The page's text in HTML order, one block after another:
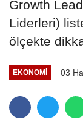
Growth
Liderleri)
ölçekte
EKONOMİ 03